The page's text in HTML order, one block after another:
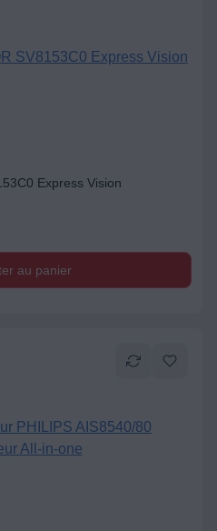
Express Vision
au panier